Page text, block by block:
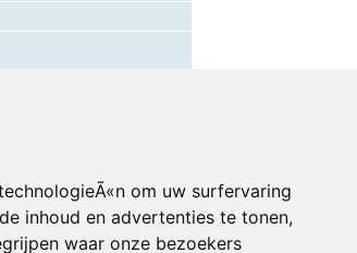
om uw surfervaring
inhoud en advertenties te tonen,
waar onze bezoekers